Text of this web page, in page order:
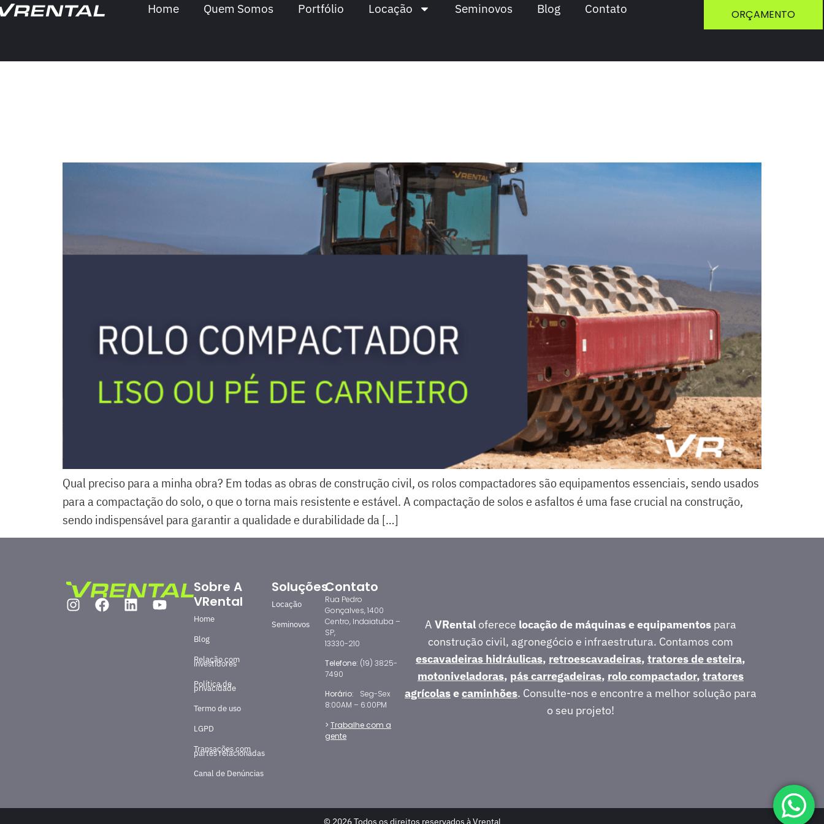
Home Quem Somos Portfólio Locação Seminovos Blog Contato ORÇAMENTO
Qual preciso para a minha obra? Em todas as obras de construção civil, os rolos compactadores são equipamentos essenciais, sendo usados
para a compactação do solo, o que o torna mais resistente e estável. A compactação de solos e asfaltos é uma fase crucial na construção,
sendo indispensável para garantir a qualidade e durabilidade da […]
Sobre A
VRental
Home
Blog
Relação com
investidores
Política de
privacidade
Termo de uso
LGPD
Transações com
partes relacionadas
Canal de Denúncias
Soluções
Locação
Seminovos
Contato
Rua Pedro
Gonçalves, 1400
Centro, Indaiatuba –
SP,
13330-210
Telefone: (19) 3825-
7490
Horário: Seg-Sex
8:00AM – 6:00PM
>Trabalhe com a
gente
A VRentaloferece locação de máquinas e equipamentospara
construção civil, agronegócio e infraestrutura. Contamos com
escavadeiras hidráulicas, retroescavadeiras, tratores de esteira,
motoniveladoras, pás carregadeiras, rolo compactador, tratores
agrícolasecaminhões. Consulte-nos e encontre a melhor solução para
o seu projeto!
© 2026 Todos os direitos reservados à Vrental